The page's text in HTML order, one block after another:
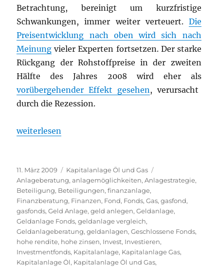
Betrachtung, bereinigt um kurzfristige
Schwankungen, immer weiter verteuert. Die
Preisentwicklung nach oben wird sich nach
Meinung vieler Experten fortsetzen. Der starke
Rückgang der Rohstoffpreise in der zweiten
Hälfte des Jahres 2008 wird eher als
vorübergehender Effekt gesehen, verursacht
durch die Rezession.
„„Pylon Fonds“ Ein beeindruckender Öel- und
weiterlesen
Veröffentlicht
am
11. März 2009 Kategorien
Kapitalanlage Öl und Gas
Anlageberatung,anlagemöglichkeiten,Anlagestrategie,
Beteiligung, Beteiligungen,finanzanlage,
Finanzberatung, Finanzen, Fond, Fonds,Gas,gasfond,
gasfonds,Geld Anlage,geld anlegen,Geldanlage,
Geldanlage Fonds,geldanlage vergleich,
Geldanlageberatung,geldanlagen,Geschlossene Fonds,
hohe rendite, hohe zinsen, Invest, Investieren,
Investmentfonds, Kapitalanlage, Kapitalanlage Gas,
Kapitalanlage Öl, Kapitalanlage Öl und Gas,